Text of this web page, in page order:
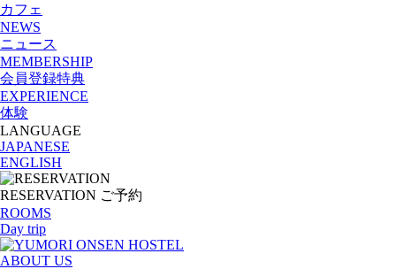
カフェ
NEWS
ニュース
MEMBERSHIP
会員登録特典
EXPERIENCE
体験
LANGUAGE
JAPANESE
ENGLISH
RESERVATION ご予約
ROOMS
Day trip
ABOUT US